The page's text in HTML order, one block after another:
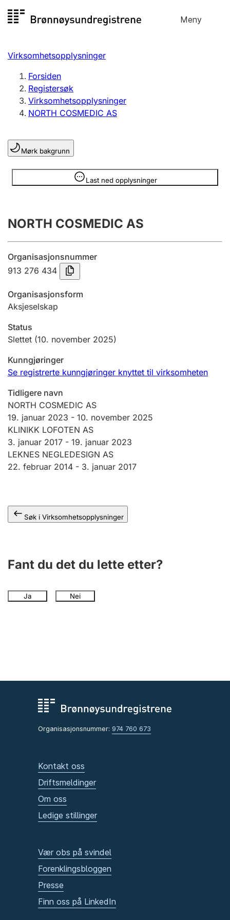
til
Meny
Registersøk
Aksjeselskap
Enkeltpersonforetak
Registrere, endre, slette
Lag og forening
Registrere, endre, slette
Innsending og forsinkelsesgebyr
Tinglysing
Jeger
Ektepaktveileder
Offentlig sektor
Andre tema
Virksomhetsopplysninger
Forsiden
Registersøk
Virksomhetsopplysninger
NORTH COSMEDIC AS
Mørk bakgrunn
Last ned opplysninger
Opplysninger er skjult
NORTH COSMEDIC AS
Organisasjonsnummer
913 276 434
Organisasjonsform
Aksjeselskap
Status
Slettet (10. november 2025)
Kunngjøringer
Se registrerte kunngjøringer knyttet til virksomheten
Tidligere navn
NORTH COSMEDIC AS
19. januar 2023 - 10. november 2025
KLINIKK LOFOTEN AS
3. januar 2017 - 19. januar 2023
LEKNES NEGLEDESIGN AS
22. februar 2014 - 3. januar 2017
Søk i Virksomhetsopplysninger
Fant du det du lette etter?
Ja Nei
Organisasjonsnummer: 974 760 673
Kontakt oss
Driftsmeldinger
Om oss
Ledige stillinger
Vær obs på svindel
Forenklingsbloggen
Presse
Finn oss på LinkedIn